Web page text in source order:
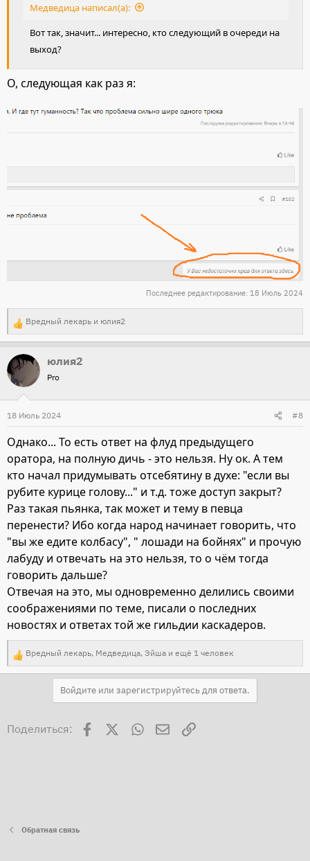
Медведица написал(а):
Вот так, значит... интересно, кто следующий в очереди на
выход?
О, следующая как раз я:
Последнее редактирование: 18 Июль 2024
Р
е
а
к
и
и
:
Вредный лекарь и юлия2
юлия2
Pro
18 Июль 2024 #8
Однако... То есть ответ на флуд предыдущего
оратора, на полную дичь - это нельзя. Ну ок. А тем
кто начал придумывать отсебятину в духе: "если вы
рубите курице голову..." и т.д. тоже доступ закрыт?
Раз такая пьянка, так может и тему в певца
перенести? Ибо когда народ начинает говорить, что
"вы же едите колбасу", " лошади на бойнях" и прочую
лабуду и отвечать на это нельзя, то о чём тогда
говорить дальше?
Отвечая на это, мы одновременно делились своими
соображениями по теме, писали о последних
новостях и ответах той же гильдии каскадеров.
Р
е
ц
Вредный лекарь, Медведица, Эйша и ещё 1 человек
Войдите или зарегистрируйтесь для ответа.
Поделиться: Facebook WhatsAppЭлектронная почта
Ссылка
Обратная связь